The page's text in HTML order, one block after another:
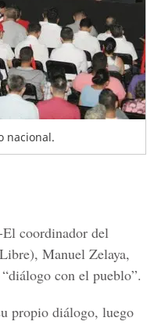
nacional.
El coordinador del
, Manuel Zelaya,
“diálogo con el pueblo”.
propio diálogo, luego